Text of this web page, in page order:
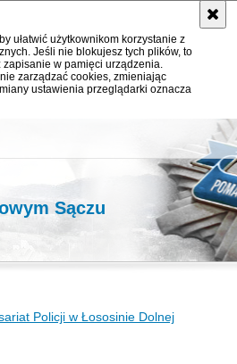
ułatwić użytkownikom korzystanie z
Jeśli nie blokujesz tych plików, to
w pamięci urządzenia.
zarządzać cookies, zmieniając
ustawienia przeglądarki oznacza
Sączu
Policji w Łososinie Dolnej